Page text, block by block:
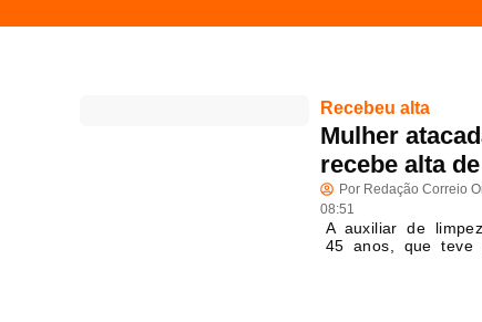
Recebeu alta
Mulher
recebe alta
Por Redação Correio
08:51
A auxiliar de
45 anos, que teve